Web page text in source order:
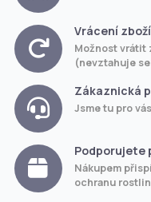
Vrácení zboží
Možnost vrátit
(nevztahuje
Zákaznická
Jsme tu pro
Podporujete
Nákupem
ochranu